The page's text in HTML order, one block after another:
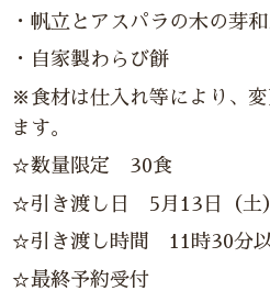
・帆立とアスパラの木の芽和
・自家製わらび餅
※食材は仕入れ等により、
ます。
☆数量限定 30食
☆引き渡し日 5月13日（土
☆引き渡し時間 11時30分
☆最終予約受付